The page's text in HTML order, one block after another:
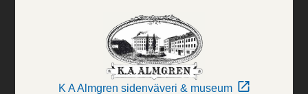
K A Almgren sidenväveri & museum